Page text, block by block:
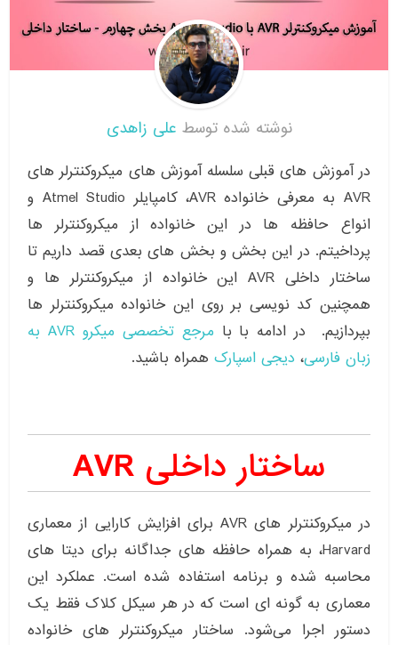
نوشته شده توسط علی زاهدی
در آموزش های قبلی سلسله آموزش های میکروکنترلر های
AVR به معرفی خانواده AVR، کامپایلر Atmel Studio و
انواع حافظه ها در این خانواده از میکروکنترلر ها
پرداخیتم. در این بخش و بخش های بعدی قصد داریم تا
ساختار داخلی AVR این خانواده از میکروکنترلر ها و
همچنین کد نویسی بر روی این خانواده میکروکنترلر ها
بپردازیم. در ادامه با با
مرجع تخصصی میکرو AVR به
زبان فارسی، دیجی اسپارک همراه باشید.
ساختار داخلی AVR
در میکروکنترلر های AVR برای افزایش کارایی از معماری
Harvard، به همراه حافظه های جداگانه برای دیتا های
محاسبه شده و برنامه استفاده شده است. عملکرد این
معماری به گونه ای است که در هر سیکل کلاک فقط یک
دستور اجرا می‌شود. ساختار میکروکنترلر های خانواده